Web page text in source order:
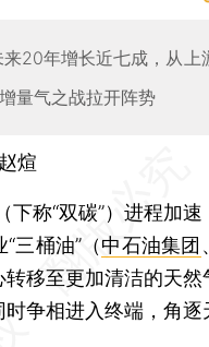
20年增长近七成，从上
量气之战拉开阵势
煊
称“双碳”）进程加速
三桶油”（中石油集团 、
转移至更加清洁的天
争相进入终端，角逐